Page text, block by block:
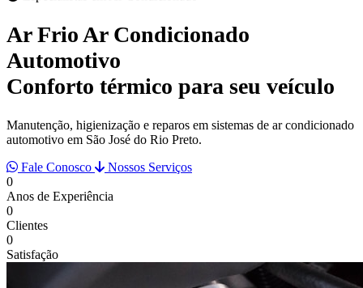
Ar Frio Ar Condicionado
Automotivo
Conforto térmico para seu veículo
Manutenção, higienização e reparos em sistemas de ar condicionado
automotivo em São José do Rio Preto.
Fale Conosco
Nossos Serviços
0
Anos de Experiência
0
Clientes
0
Satisfação